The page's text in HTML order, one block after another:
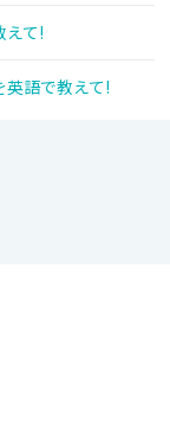
えて!
英語で教えて!